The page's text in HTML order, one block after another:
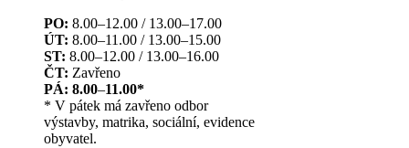
PO: 8.00–12.00 / 13.00–17.00
ÚT: 8.00–11.00 / 13.00–15.00
ST: 8.00–12.00 / 13.00–16.00
ČT: Zavřeno
PÁ: 8.00–11.00*
* V pátek má zavřeno odbor
výstavby, matrika, sociální, evidence
obyvatel.